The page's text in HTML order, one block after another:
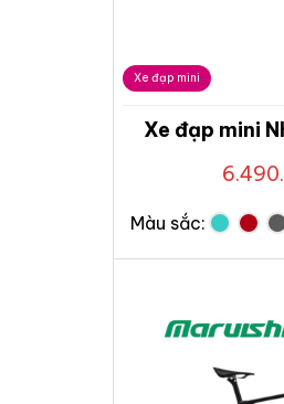
Xe đạp mini
Xe đạp mini
Màu sắc: